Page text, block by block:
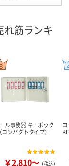
れ筋ランキ
ル事務器 キーボック
コンパクトタイプ）
￥2,810～ （税込）